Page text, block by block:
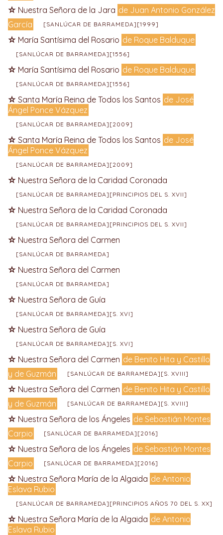
Nuestra Señora de la Jara de Juan Antonio González
García
[SANLÚCAR DE BARRAMEDA][1999]
María Santísima del Rosario de Roque Balduque
[SANLÚCAR DE BARRAMEDA][1556]
María Santísima del Rosario de Roque Balduque
[SANLÚCAR DE BARRAMEDA][1556]
Santa María Reina de Todos los Santos de José
Ángel Ponce Vázquez
[SANLÚCAR DE BARRAMEDA][2009]
Santa María Reina de Todos los Santos de José
Ángel Ponce Vázquez
[SANLÚCAR DE BARRAMEDA][2009]
Nuestra Señora de la Caridad Coronada
[SANLÚCAR DE BARRAMEDA][PRINCIPIOS DEL S. XVII]
Nuestra Señora de la Caridad Coronada
[SANLÚCAR DE BARRAMEDA][PRINCIPIOS DEL S. XVII]
Nuestra Señora del Carmen
[SANLÚCAR DE BARRAMEDA]
Nuestra Señora del Carmen
[SANLÚCAR DE BARRAMEDA]
Nuestra Señora de Guía
[SANLÚCAR DE BARRAMEDA][S. XVI]
Nuestra Señora de Guía
[SANLÚCAR DE BARRAMEDA][S. XVI]
Nuestra Señora del Carmen de Benito Hita y Castillo
y de Guzmán
[SANLÚCAR DE BARRAMEDA][S. XVIII]
Nuestra Señora del Carmen de Benito Hita y Castillo
y de Guzmán
[SANLÚCAR DE BARRAMEDA][S. XVIII]
Nuestra Señora de los Ángeles de Sebastián Montes
Carpio
[SANLÚCAR DE BARRAMEDA][2016]
Nuestra Señora de los Ángeles de Sebastián Montes
Carpio
[SANLÚCAR DE BARRAMEDA][2016]
Nuestra Señora María de la Algaida de Antonio
Eslava Rubio
[SANLÚCAR DE BARRAMEDA][PRINCIPIOS AÑOS 70 DEL S. XX]
Nuestra Señora María de la Algaida de Antonio
Eslava Rubio